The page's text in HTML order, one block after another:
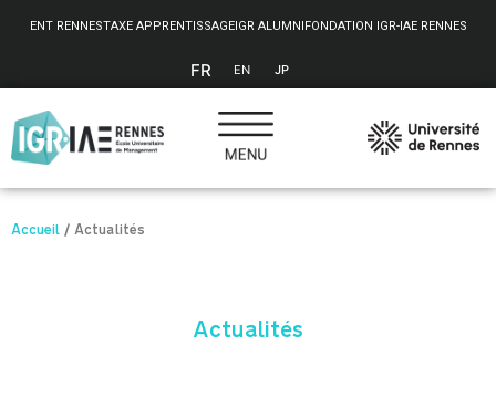
ENT RENNESTAXE APPRENTISSAGEIGR ALUMNIFONDATION IGR-IAE RENNES
FR EN JP
Accueil / Actualités
Actualités